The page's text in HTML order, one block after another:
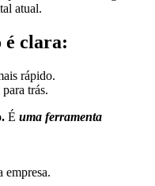
atual.
é clara:
rápido.
trás.
É uma ferramenta
empresa.